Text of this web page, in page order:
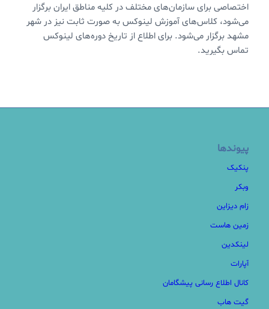
اختصاصی برای سازمان‌های مختلف در کلیه مناطق ایران برگزار
می‌شود، کلاس‌های آموزش لینوکس به صورت ثابت نیز در شهر
مشهد برگزار می‌شود. برای اطلاع از تاریخ دوره‌های لینوکس
تماس بگیرید.
پیوندها
پنکیک
وبکر
زام دیزاین
زمین هاست
لینکدین
آپارات
کانال اطلاع رسانی پیشگامان
گیت هاب